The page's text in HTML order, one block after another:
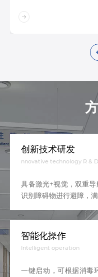
创新技术研发
nnovative technology R & D
具备激光+视觉，双重
识别障碍物进行避障，
智能化操作
Intelligent operation
一键启动，可根据消毒